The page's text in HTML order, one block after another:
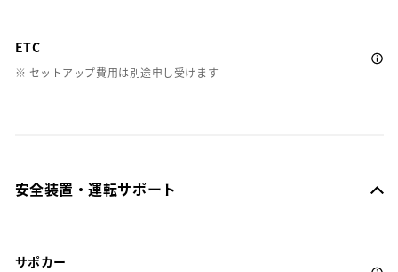
ETC
※ セットアップ費用は別途申し受けます
安全装置・運転サポート
サポカー